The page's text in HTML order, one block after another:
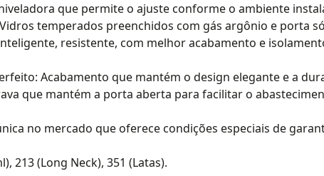
niveladora que permite o ajuste conforme o ambiente
temperados preenchidos com gás argônio e porta
resistente, com melhor acabamento e
Acabamento que mantém o design elegante e a
que mantém a porta aberta para facilitar o
no mercado que oferece condições especiais de
213 (Long Neck), 351 (Latas).